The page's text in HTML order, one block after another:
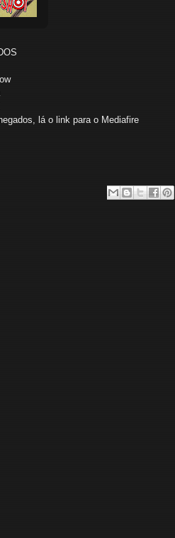
lá o link para o Mediafire